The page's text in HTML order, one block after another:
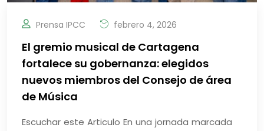
Prensa IPCC febrero 4, 2026
El gremio musical de Cartagena
fortalece su gobernanza: elegidos
nuevos miembros del Consejo de área
de Música
Escuchar este Articulo En una jornada marcada